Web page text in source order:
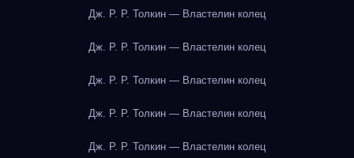
Дж. Р. Р. Толкин — Властелин колец
Дж. Р. Р. Толкин — Властелин колец
Дж. Р. Р. Толкин — Властелин колец
Дж. Р. Р. Толкин — Властелин колец
Дж. Р. Р. Толкин — Властелин колец